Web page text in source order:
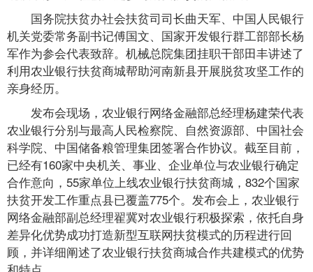
国务院扶贫办社会扶贫司司长曲天军、中国人民银行
机关党委常务副书记傅国文、国家开发银行群工部部长杨
军作为参会代表致辞。机械总院集团挂职干部田丰讲述了
利用农业银行扶贫商城帮助河南新县开展脱贫攻坚工作的
亲身经历。
发布会现场，农业银行网络金融部总经理杨建荣代表
农业银行分别与最高人民检察院、自然资源部、中国社会
科学院、中国储备粮管理集团签署合作协议。截至目前，
已经有160家中央机关、事业、企业单位与农业银行确定
合作意向，55家单位上线农业银行扶贫商城，832个国家
扶贫开发工作重点县已覆盖775个。发布会上，农业银行
网络金融部副总经理翟冀对农业银行积极探索，依托自身
差异化优势成功打造新型互联网扶贫模式的历程进行回
顾，并详细阐述了农业银行扶贫商城合作共建模式的优势